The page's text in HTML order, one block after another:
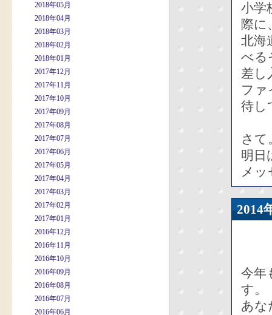
2018年05月
2018年04月
2018年03月
2018年02月
2018年01月
2017年12月
2017年11月
2017年10月
2017年09月
2017年08月
2017年07月
2017年06月
2017年05月
2017年04月
2017年03月
2017年02月
2017年01月
2016年12月
2016年11月
2016年10月
2016年09月
2016年08月
2016年07月
2016年06月
小学
際に
北海
べる
差し
ファ
待し
さて
明日
メッ
今年
す。
あな